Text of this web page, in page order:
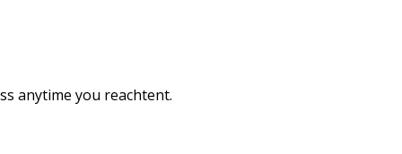
anytime you reachtent.